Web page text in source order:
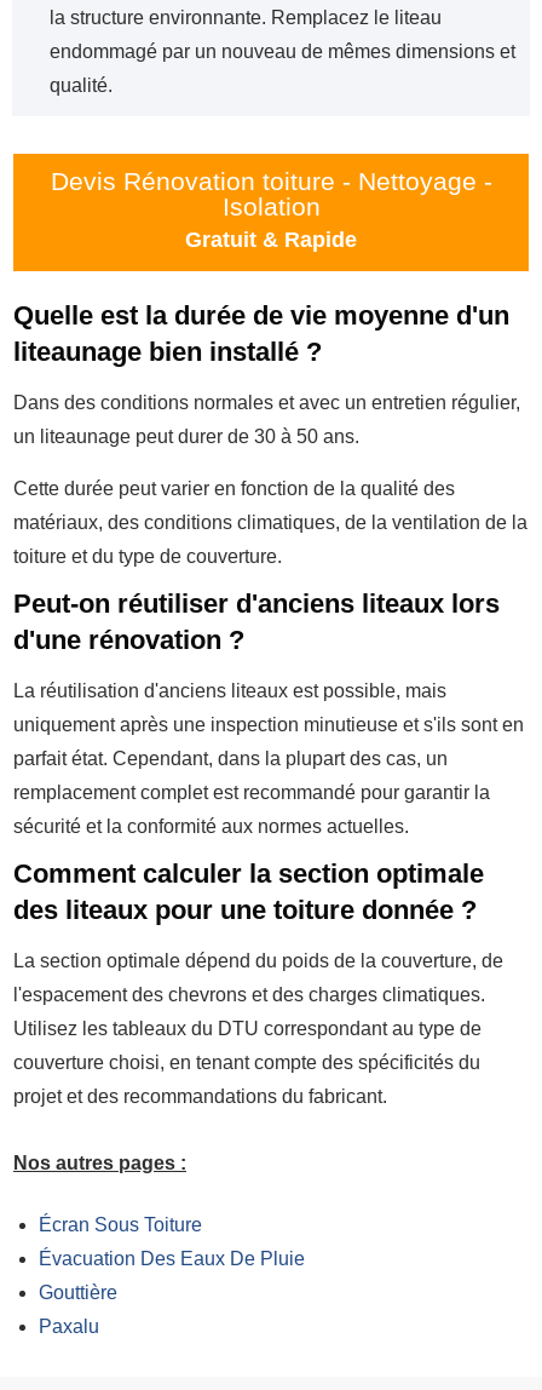
la structure environnante. Remplacez le liteau
endommagé par un nouveau de mêmes dimensions et
qualité.
Devis Rénovation toiture - Nettoyage -
Isolation
Gratuit & Rapide
Quelle est la durée de vie moyenne d'un
liteaunage bien installé ?
Dans des conditions normales et avec un entretien régulier,
un liteaunage peut durer de 30 à 50 ans.
Cette durée peut varier en fonction de la qualité des
matériaux, des conditions climatiques, de la ventilation de la
toiture et du type de couverture.
Peut-on réutiliser d'anciens liteaux lors
d'une rénovation ?
La réutilisation d'anciens liteaux est possible, mais
uniquement après une inspection minutieuse et s'ils sont en
parfait état. Cependant, dans la plupart des cas, un
remplacement complet est recommandé pour garantir la
sécurité et la conformité aux normes actuelles.
Comment calculer la section optimale
des liteaux pour une toiture donnée ?
La section optimale dépend du poids de la couverture, de
l'espacement des chevrons et des charges climatiques.
Utilisez les tableaux du DTU correspondant au type de
couverture choisi, en tenant compte des spécificités du
projet et des recommandations du fabricant.
Nos autres pages :
Écran Sous Toiture
Évacuation Des Eaux De Pluie
Gouttière
Paxalu